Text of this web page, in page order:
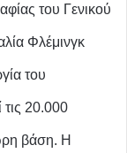
του Γενικού
Φλέμινγκ
του
20.000
βάση. Η